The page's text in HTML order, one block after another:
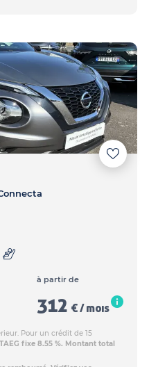
à partir de
312 € / mois
Pour un crédit de 15
TAEG fixe 8.55 %. Montant total